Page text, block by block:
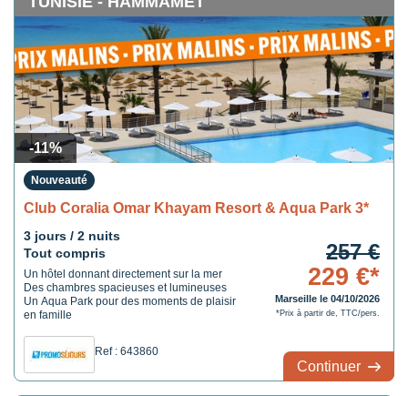
-11%
Nouveauté
Club Coralia Omar Khayam Resort & Aqua Park 3*
3 jours / 2 nuits
Tout compris
Un hôtel donnant directement sur la mer
Des chambres spacieuses et lumineuses
Un Aqua Park pour des moments de plaisir
en famille
Ref : 643860
257 €
229 €*
Marseille le 04/10/2026
*Prix à partir de, TTC/pers.
Continuer